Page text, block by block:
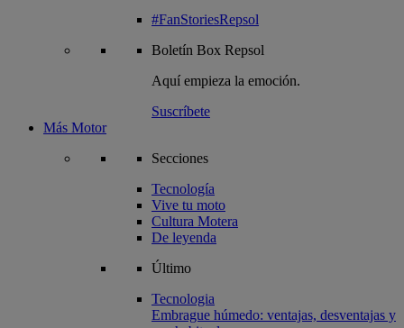
#FanStoriesRepsol
Boletín Box Repsol
Aquí empieza la emoción.
Suscríbete
Más Motor
Secciones
Tecnología
Vive tu moto
Cultura Motera
De leyenda
Último
Tecnologia
Embrague húmedo: ventajas, desventajas y